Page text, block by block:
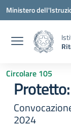
Vai ai contenuti
Vai al menu di
Vai al footer
Ministero
Circolare 105
2024